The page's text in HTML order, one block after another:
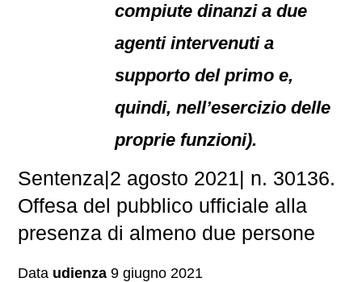
compiute dinanzi a due
agenti intervenuti a
supporto del primo e,
quindi, nell’esercizio delle
proprie funzioni).
Sentenza|2 agosto 2021| n. 30136.
Offesa del pubblico ufficiale alla
presenza di almeno due persone
Data udienza 9 giugno 2021